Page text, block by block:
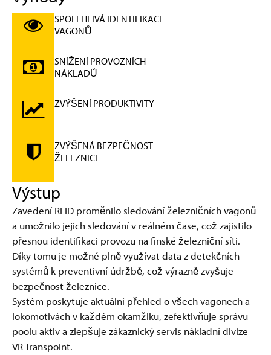
SPOLEHLIVÁ IDENTIFIKACE
VAGONŮ
SNÍŽENÍ PROVOZNÍCH
NÁKLADŮ
ZVÝŠENÍ PRODUKTIVITY
ZVÝŠENÁ BEZPEČNOST
ŽELEZNICE
Výstup
Zavedení RFID proměnilo sledování železničních vagonů
a umožnilo jejich sledování v reálném čase, což zajistilo
přesnou identifikaci provozu na finské železniční síti.
Díky tomu je možné plně využívat data z detekčních
systémů k preventivní údržbě, což výrazně zvyšuje
bezpečnost železnice.
Systém poskytuje aktuální přehled o všech vagonech a
lokomotivách v každém okamžiku, zefektivňuje správu
poolu aktiv a zlepšuje zákaznický servis nákladní divize
VR Transpoint.